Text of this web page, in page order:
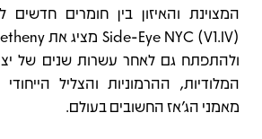
המצוינת והאיזון בין חומרים חדשים
ולהתפתח גם לאחר עשרות שנים של
המלודיות, ההרמוניות והצליל
מאמני הג'אז החשובים בעולם.